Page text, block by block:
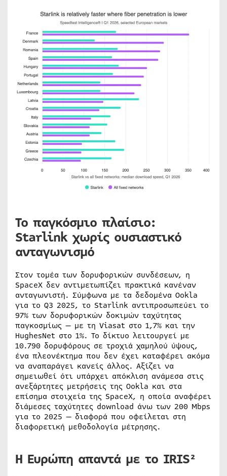
Το παγκόσμιο πλαίσιο:
Starlink χωρίς ουσιαστικό
ανταγωνισμό
Στον τομέα των δορυφορικών συνδέσεων, η
SpaceX δεν αντιμετωπίζει πρακτικά κανέναν
ανταγωνιστή. Σύμφωνα με τα δεδομένα Ookla
για το Q3 2025, το Starlink αντιπροσωπεύει το
97% των δορυφορικών δοκιμών ταχύτητας
παγκοσμίως — με τη Viasat στο 1,7% και την
HughesNet στο 1%. Το δίκτυο λειτουργεί με
10.790 δορυφόρους σε τροχιά χαμηλού ύψους,
ένα πλεονέκτημα που δεν έχει καταφέρει ακόμα
να αναπαράγει κανείς άλλος. Αξίζει να
σημειωθεί ότι υπάρχει απόκλιση ανάμεσα στις
ανεξάρτητες μετρήσεις της Ookla και στα
επίσημα στοιχεία της SpaceX, η οποία αναφέρει
διάμεσες ταχύτητες download άνω των 200 Mbps
για το 2025 — διαφορά που οφείλεται στη
διαφορετική μεθοδολογία μέτρησης.
Η Ευρώπη απαντά με το IRIS²